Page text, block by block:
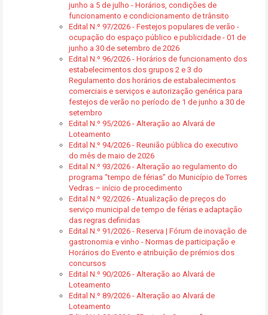
junho a 5 de julho - Horários, condições de
funcionamento e condicionamento de trânsito
Edital N.º 97/2026 - Festejos populares de verão -
ocupação do espaço público e publicidade - 01 de
junho a 30 de setembro de 2026
Edital N.º 96/2026 - Horários de funcionamento dos
estabelecimentos dos grupos 2 e 3 do
Regulamento dos horários de estabalecimentos
comerciais e serviços e autorização genérica para
festejos de verão no período de 1 de junho a 30 de
setembro
Edital N.º 95/2026 - Alteração ao Alvará de
Loteamento
Edital N.º 94/2026 - Reunião pública do executivo
do mês de maio de 2026
Edital N.º 93/2026 - Alteração ao regulamento do
programa “tempo de férias” do Município de Torres
Vedras – início de procedimento
Edital N.º 92/2026 - Atualização de preços do
serviço municipal de tempo de férias e adaptação
das regras definidas
Edital N.º 91/2026 - Reserva | Fórum de inovação de
gastronomia e vinho - Normas de participação e
Horários do Evento e atribuição de prémios dos
concursos
Edital N.º 90/2026 - Alteração ao Alvará de
Loteamento
Edital N.º 89/2026 - Alteração ao Alvará de
Loteamento